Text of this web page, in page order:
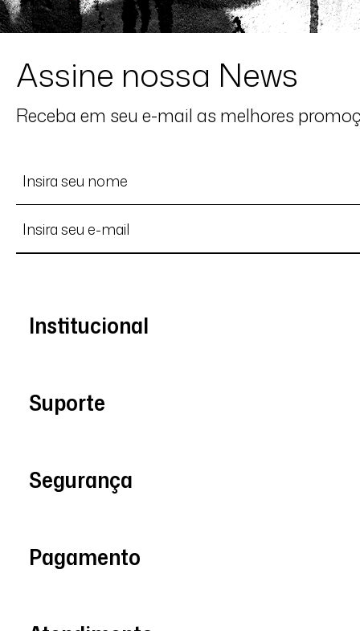
Assine nossa News
Receba em seu e-mail as melhores
Institucional
Suporte
Segurança
Pagamento